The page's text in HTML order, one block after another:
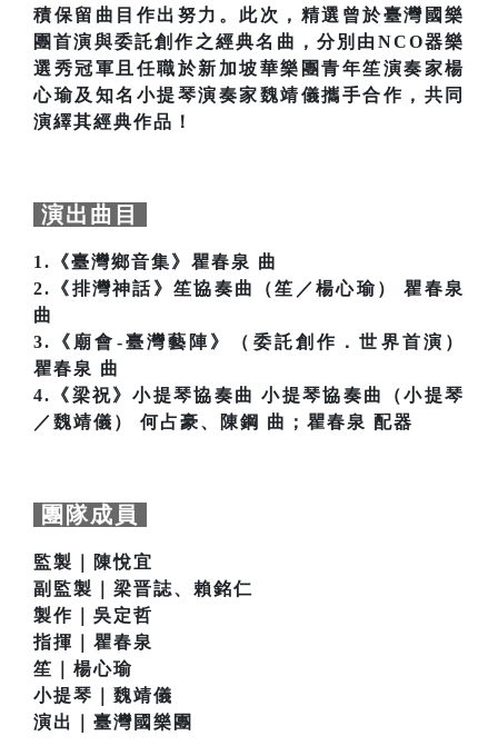
積保留曲目作出努力。此次，精選曾於臺灣國樂
團首演與委託創作之經典名曲，分別由NCO器樂
選秀冠軍且任職於新加坡華樂團青年笙演奏家楊
心瑜及知名小提琴演奏家魏靖儀攜手合作，共同
演繹其經典作品！
演出曲目
1.《臺灣鄉音集》瞿春泉 曲
2.《排灣神話》笙協奏曲（笙／楊心瑜） 瞿春泉
曲
3.《廟會-臺灣藝陣》（委託創作．世界首演）
瞿春泉 曲
4.《梁祝》小提琴協奏曲 小提琴協奏曲（小提琴
／魏靖儀） 何占豪、陳鋼 曲；瞿春泉 配器
團隊成員
監製｜陳悅宜
副監製｜梁晋誌、賴銘仁
製作｜吳定哲
指揮｜瞿春泉
笙｜楊心瑜
小提琴｜魏靖儀
演出｜臺灣國樂團